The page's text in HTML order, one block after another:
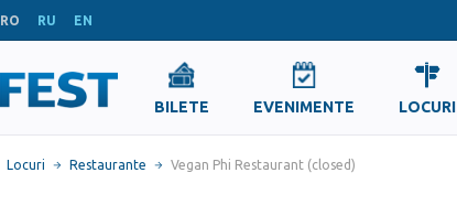
RO RU EN
BILETE EVENIMENTE LOCURI
Locuri Restaurante Vegan Phi Restaurant (closed)